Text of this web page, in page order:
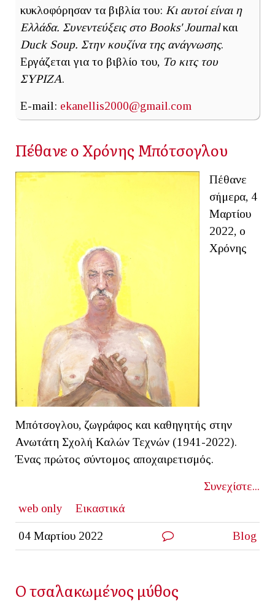
κυκλοφόρησαν τα βιβλία του: Κι αυτοί είναι η
Ελλάδα. Συνεντεύξεις στο Books' Journalκαι
Duck Soup. Στην κουζίνα της ανάγνωσης.
Εργάζεται για το βιβλίο του, Το κιτς του
ΣΥΡΙΖΑ.
E-mail: ekanellis2000@gmail.com
Πέθανε ο Χρόνης Μπότσογλου
Πέθανε
σήμερα, 4
Μαρτίου
2022, ο
Χρόνης
Μπότσογλου, ζωγράφος και καθηγητής στην
Ανωτάτη Σχολή Καλών Τεχνών (1941-2022).
Ένας πρώτος σύντομος αποχαιρετισμός.
Συνεχίστε...
web only
Εικαστικά
04 Μαρτίου 2022 Blog
Ο τσαλακωμένος μύθος